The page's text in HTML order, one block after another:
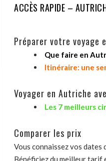
ACCÈS RAPIDE –
Préparer votre voyage
Que faire en
Itinéraire: une
Voyager en Autriche
Les 7 meilleurs
Comparer les prix
Vous connaissez vos dates
Bénéficiez du meilleur tarif